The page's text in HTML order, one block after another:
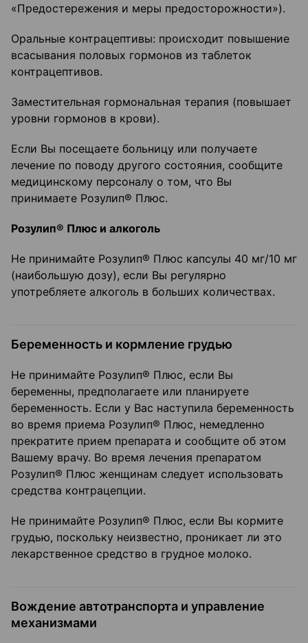
«Предостережения и меры предосторожности»).
Оральные контрацептивы: происходит повышение
всасывания половых гормонов из таблеток
контрацептивов.
Заместительная гормональная терапия (повышает
уровни гормонов в крови).
Если Вы посещаете больницу или получаете
лечение по поводу другого состояния, сообщите
медицинскому персоналу о том, что Вы
принимаете Розулип® Плюс.
Розулип® Плюс и алкоголь
Не принимайте Розулип® Плюс капсулы 40 мг/10 мг
(наибольшую дозу), если Вы регулярно
употребляете алкоголь в больших количествах.
Беременность и кормление грудью
Не принимайте Розулип® Плюс, если Вы
беременны, предполагаете или планируете
беременность. Если у Вас наступила беременность
во время приема Розулип® Плюс, немедленно
прекратите прием препарата и сообщите об этом
Вашему врачу. Во время лечения препаратом
Розулип® Плюс женщинам следует использовать
средства контрацепции.
Не принимайте Розулип® Плюс, если Вы кормите
грудью, поскольку неизвестно, проникает ли это
лекарственное средство в грудное молоко.
Вождение автотранспорта и управление
механизмами